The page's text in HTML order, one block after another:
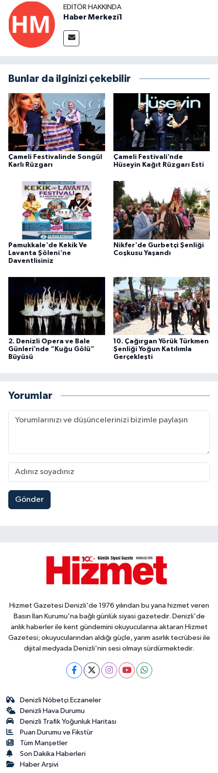
EDITÖR HAKKINDA
Haber Merkezi1
Bunlar da ilginizi çekebilir
Çameli Festivalinde Songül
Karlı Rüzgarı
Çameli Festivali’nde
Hüseyin Kağıt Rüzgarı Esti
Pamukkale'de Kekik Ve
Lavanta Şöleni'ne
Daventlisiniz
Nikfer'de Gurbetçi Şenliği
Coşkusu Yaşandı
2. Denizli Opera ve Bale
Günleri’nde “Kuğu Gölü”
Büyüsü
10. Çağırgan Yörük Türkmen
Şenliği Yoğun Katılımla
Gerçekleşti
Yorumlar
Gönder
Hizmet Gazetesi Denizli'de 1976 yılından bu yana hizmet veren
Basın İlan Kurumu'na bağlı günlük siyasi gazetedir. Denizli'de
anlık haberler ile kent gündemini okuyucularına aktaran Hizmet
Gazetesi; okuyucularından aldığı güçle, yarım asırlık tecrübesi ile
dijital medyada Denizli'nin sesi olmayı sürdürmektedir.
Denizli Nöbetçi Eczaneler
Denizli Hava Durumu
Denizli Trafik Yoğunluk Haritası
Puan Durumu ve Fikstür
Tüm Manşetler
Son Dakika Haberleri
Haber Arşivi